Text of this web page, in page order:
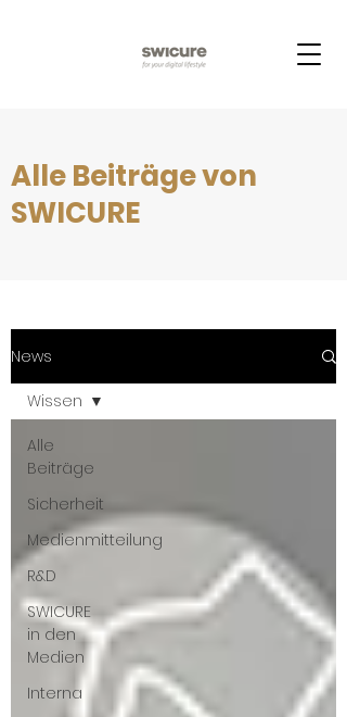
Alle Beiträge von
SWICURE
News
Alle
Beiträge
Sicherheit
Medienmitteilung
R&D
SWICURE
in den
Medien
Interna
Wissen